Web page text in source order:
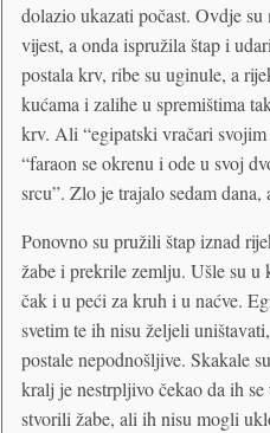
dolazio ukazati počast. Ovdje
vijest, a onda ispružila štap i
postala krv, ribe su uginule, a
kućama i zalihe u spremištima
krv. Ali “egipatski vračari
“faraon se okrenu i ode u svoj
srcu”. Zlo je trajalo sedam dana,
Ponovno su pružili štap iznad
žabe i prekrile zemlju. Ušle su u
čak i u peći za kruh i u naćve.
svetim te ih nisu željeli
postale nepodnošljive. Skakale
kralj je nestrpljivo čekao da ih
stvorili žabe, ali ih nisu mogli